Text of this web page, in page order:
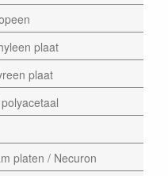
plaat
plaat
platen / Necuron